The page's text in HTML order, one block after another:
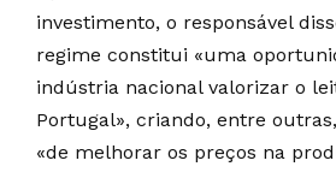
investimento, o responsável
regime constitui «uma
indústria nacional valorizar o
Portugal», criando, entre
«de melhorar os preços na